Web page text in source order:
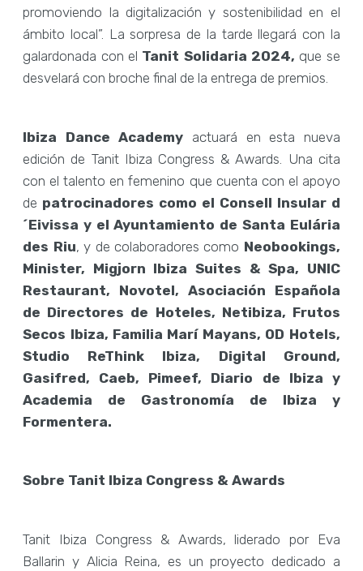
promoviendo la digitalización y sostenibilidad en el
ámbito local”. La sorpresa de la tarde llegará con la
galardonada con el Tanit Solidaria 2024, que se
desvelará con broche final de la entrega de premios.
Ibiza Dance Academy actuará en esta nueva
edición de Tanit Ibiza Congress & Awards. Una cita
con el talento en femenino que cuenta con el apoyo
de patrocinadores como el Consell Insular d
´Eivissa y el Ayuntamiento de Santa Eulária
des Riu, y de colaboradores como Neobookings,
Minister, Migjorn Ibiza Suites & Spa, UNIC
Restaurant, Novotel, Asociación Española
de Directores de Hoteles, Netibiza, Frutos
Secos Ibiza, Familia Marí Mayans, OD Hotels,
Studio ReThink Ibiza, Digital Ground,
Gasifred, Caeb, Pimeef, Diario de Ibiza y
Academia de Gastronomía de Ibiza y
Formentera.
Sobre Tanit Ibiza Congress & Awards
Tanit Ibiza Congress & Awards, liderado por Eva
Ballarin y Alicia Reina, es un proyecto dedicado a